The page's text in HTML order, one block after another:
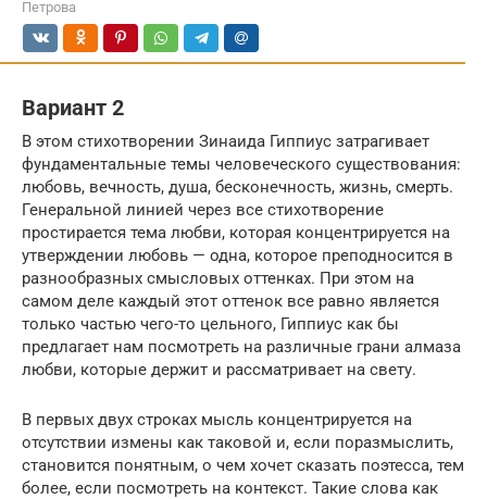
Петрова
Вариант 2
В этом стихотворении Зинаида Гиппиус затрагивает
фундаментальные темы человеческого существования:
любовь, вечность, душа, бесконечность, жизнь, смерть.
Генеральной линией через все стихотворение
простирается тема любви, которая концентрируется на
утверждении любовь — одна, которое преподносится в
разнообразных смысловых оттенках. При этом на
самом деле каждый этот оттенок все равно является
только частью чего-то цельного, Гиппиус как бы
предлагает нам посмотреть на различные грани алмаза
любви, которые держит и рассматривает на свету.
В первых двух строках мысль концентрируется на
отсутствии измены как таковой и, если поразмыслить,
становится понятным, о чем хочет сказать поэтесса, тем
более, если посмотреть на контекст. Такие слова как